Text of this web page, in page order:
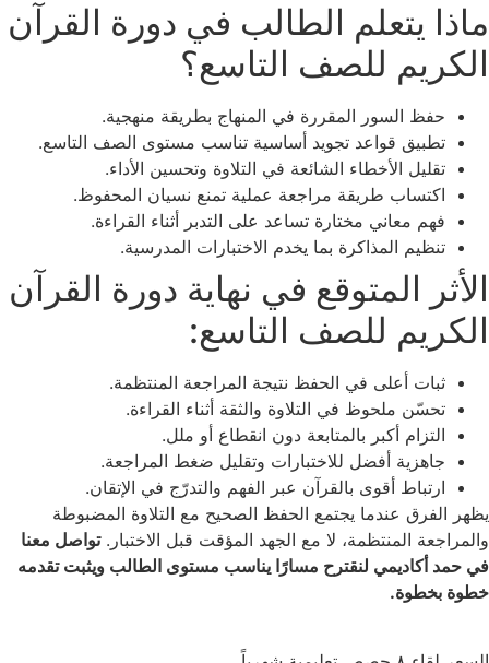
ماذا يتعلم الطالب في دورة القرآن
الكريم للصف التاسع؟
حفظ السور المقررة في المنهاج بطريقة منهجية.
تطبيق قواعد تجويد أساسية تناسب مستوى الصف التاسع.
تقليل الأخطاء الشائعة في التلاوة وتحسين الأداء.
اكتساب طريقة مراجعة عملية تمنع نسيان المحفوظ.
فهم معاني مختارة تساعد على التدبر أثناء القراءة.
تنظيم المذاكرة بما يخدم الاختبارات المدرسية.
الأثر المتوقع في نهاية دورة القرآن
الكريم للصف التاسع:
ثبات أعلى في الحفظ نتيجة المراجعة المنتظمة.
تحسّن ملحوظ في التلاوة والثقة أثناء القراءة.
التزام أكبر بالمتابعة دون انقطاع أو ملل.
جاهزية أفضل للاختبارات وتقليل ضغط المراجعة.
ارتباط أقوى بالقرآن عبر الفهم والتدرّج في الإتقان.
يظهر الفرق عندما يجتمع الحفظ الصحيح مع التلاوة المضبوطة
والمراجعة المنتظمة، لا مع الجهد المؤقت قبل الاختبار.تواصل معنا
في حمد أكاديمي لنقترح مسارًا يناسب مستوى الطالب ويثبت تقدمه
خطوة بخطوة.